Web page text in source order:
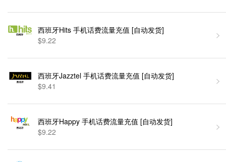
西班牙Hits 手机话费流量充值 [自动发货]
$9.22
西班牙Jazztel 手机话费流量充值 [自动发货]
$9.41
西班牙Happy 手机话费流量充值 [自动发货]
$9.22